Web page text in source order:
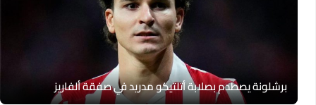
برشلونة يصطدم بصلابة أتلتيكو مدريد في صفقة ألفاريز